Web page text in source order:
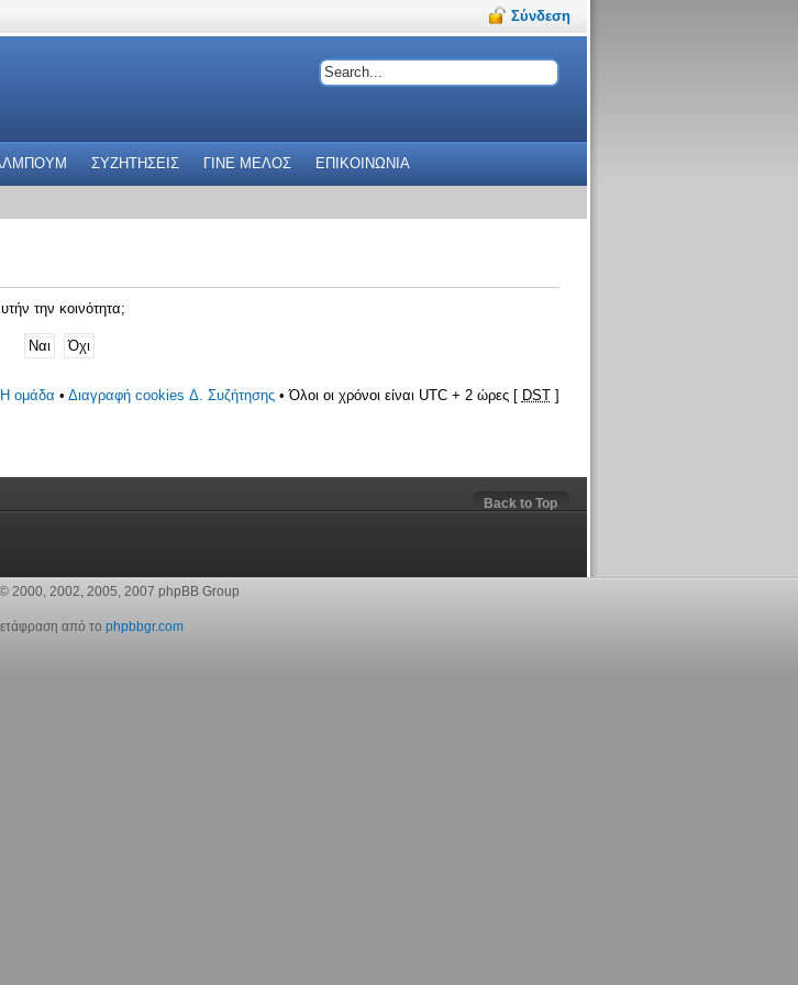
Σύνδεση
ΣΥΖΗΤΗΣΕΙΣ ΓΙΝΕ ΜΕΛΟΣ ΕΠΙΚΟΙΝΩΝΙΑ
την κοινότητα;
Η ομάδα • Διαγραφή cookies Δ. Συζήτησης• Όλοι οι χρόνοι είναι UTC + 2 ώρες [ DST]
Back to Top
2000, 2002, 2005, 2007 phpBB Group
από το phpbbgr.com